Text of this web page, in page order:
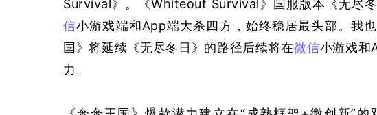
Survival》。《Whiteout Survival》国服版本《无尽
信小游戏端和App端大杀四方，始终稳居最头部。我
国》将延续《无尽冬日》的路径后续将在微信小游戏和
力。